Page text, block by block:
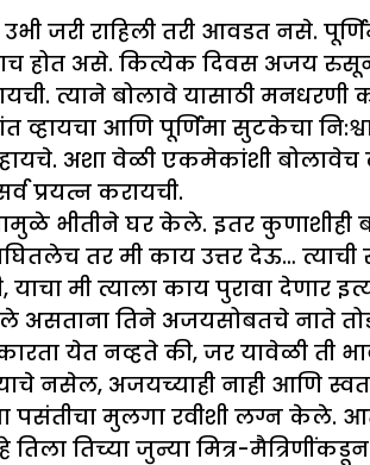
जरी राहिली तरी आवडत नसे.
होत असे. कित्येक दिवस अजय
त्याने बोलावे यासाठी
आणि पूर्णिमा सुटकेचा
अशा वेळी एकमेकांशी
प्रयत्न करायची.
भीतीने घर केले. इतर
तर मी काय उत्तर देऊ…
मी त्याला काय पुरावा देणार
तिने अजयसोबतचे नाते
येत नव्हते की, जर यावेळी ती
अजयच्याही नाही आणि स्वत:
पसंतीचा मुलगा रवीशी लग्न केले.
तिच्या जुन्या मित्र-